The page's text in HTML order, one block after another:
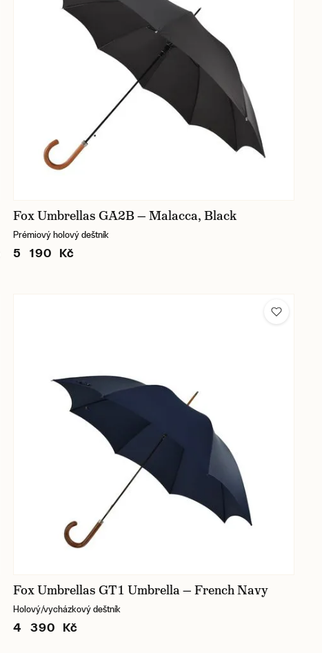
Fox Umbrellas GA2B — Malacca, Black
Prémiový holový deštník
5 190 Kč
Fox Umbrellas GT1 Umbrella — French Navy
Holový/vycházkový deštník
4 390 Kč